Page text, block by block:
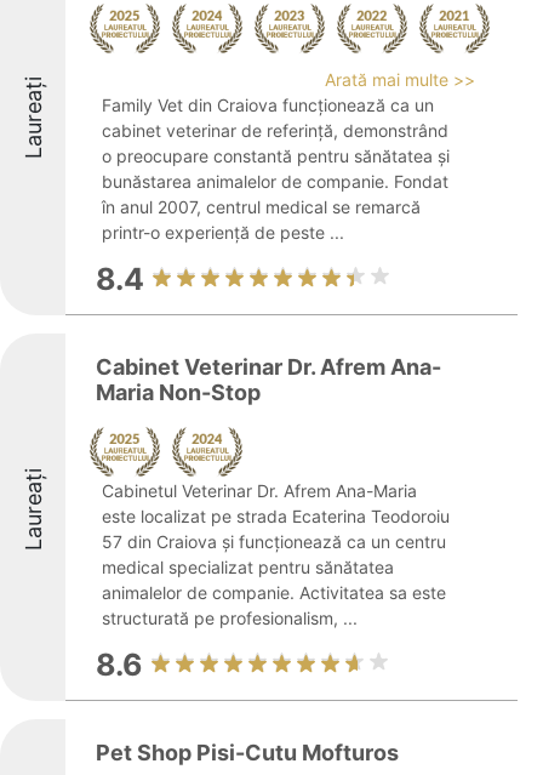
Laureați
Arată mai multe >>
Family Vet din Craiova funcționează ca un
cabinet veterinar de referință, demonstrând
o preocupare constantă pentru sănătatea și
bunăstarea animalelor de companie. Fondat
în anul 2007, centrul medical se remarcă
printr-o experiență de peste ...
8.4
Laureați
Cabinet Veterinar Dr. Afrem Ana-
Maria Non-Stop
Cabinetul Veterinar Dr. Afrem Ana-Maria
este localizat pe strada Ecaterina Teodoroiu
57 din Craiova și funcționează ca un centru
medical specializat pentru sănătatea
animalelor de companie. Activitatea sa este
structurată pe profesionalism, ...
8.6
Pet Shop Pisi-Cutu Mofturos